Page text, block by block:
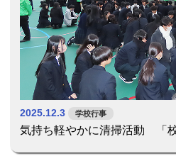
2025.12.3 学校行事
気持ち軽やかに清掃活動 「